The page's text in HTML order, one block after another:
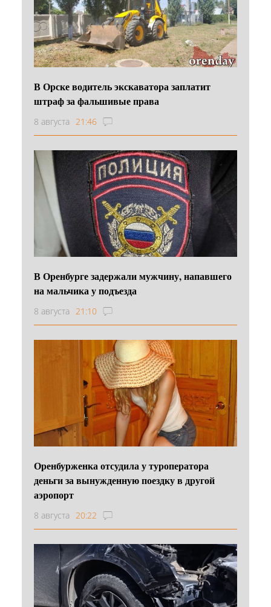
В Орске водитель экскаватора заплатит
штраф за фальшивые права
8 августа 21:46
В Оренбурге задержали мужчину, напавшего
на мальчика у подъезда
8 августа 21:10
Оренбурженка отсудила у туроператора
деньги за вынужденную поездку в другой
аэропорт
8 августа 20:22